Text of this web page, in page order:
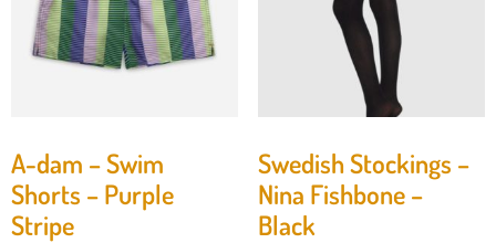
A-dam – Swim
Shorts – Purple
Stripe
Swedish Stockings –
Nina Fishbone –
Black